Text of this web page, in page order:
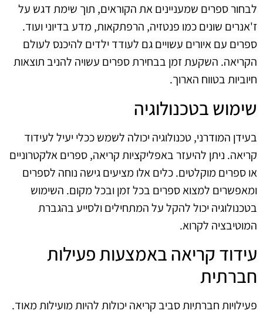
לבחור ספרים שמעניינים את הקוראים, תוך שימת דגש על
ז'אנרים שונים כמו פנטזיה, הרפתקאות, מדע בדיוני ועוד.
ספרים עם איורים עשויים גם לעודד ילדים להיכנס לעולם
הקריאה. השקעת זמן בבחירת ספרים עשויה להניב תוצאות
חיוביות בטווח הארוך.
שימוש בטכנולוגיה
בעידן המודרני, טכנולוגיה יכולה לשמש ככלי יעיל לעידוד
קריאה. ניתן להיעזר באפליקציות קריאה, ספרים אלקטרוניים
או ספרים מוקלטים. כלים אלו מציעים גישה נוחה לספרים
ומאפשרים למצוא ספרים בכל זמן ובכל מקום. השימוש
בטכנולוגיה יכול להקל על המתחילים ולסייע בהגברת
המוטיבציה לקרוא.
עידוד קריאה באמצעות פעילות
חברתית
פעילויות חברתיות סביב קריאה יכולות להיות מועילות מאוד.